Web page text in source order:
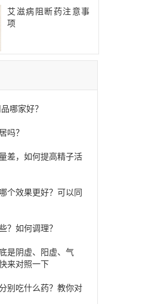
艾滋病阻断药注意事
项
哪家好？
吗？
差，如何提高精子活
个效果更好？可以同
？如何调理？
是阴虚、阳虚、气
来对照一下
别吃什么药？教你对